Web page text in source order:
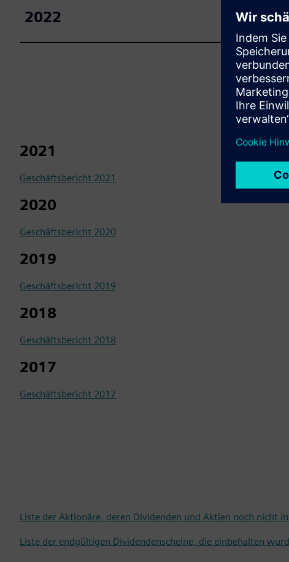
2022
2021
Geschäftsbericht 2021
2020
Geschäftsbericht 2020
2019
Geschäftsbericht 2019
2018
Geschäftsbericht 2018
2017
Geschäftsbericht 2017
Liste der Aktionäre, deren Dividenden und Aktien noch nicht
Liste der endgültigen Dividendenscheine, die einbehalten